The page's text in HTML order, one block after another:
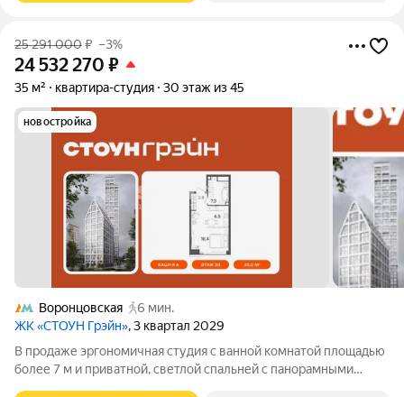
25 291 000₽ –3%
24 532 270 ₽
35 м² квартира-студия 30 этаж из 45
новостройка
Воронцовская
6 мин.
ЖК «СТОУН Грэйн», 3 квартал 2029
В продаже эргономичная студия с ванной комнатой площадью
более 7 м и приватной, светлой спальней с панорамными